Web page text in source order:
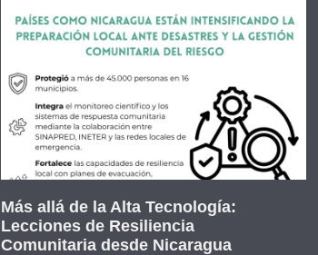
Más allá de la Alta Tecnología:
Lecciones de Resiliencia
Comunitaria desde Nicaragua